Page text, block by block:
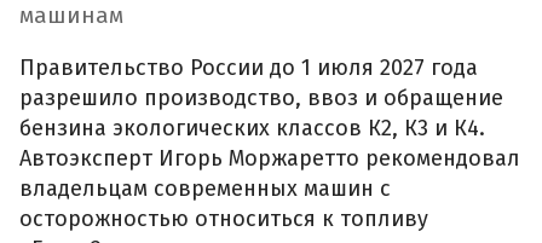
машинам
Правительство России до 1 июля 2027 года
разрешило производство, ввоз и обращение
бензина экологических классов К2, К3 и К4.
Автоэксперт Игорь Моржаретто рекомендовал
владельцам современных машин с
осторожностью относиться к топливу